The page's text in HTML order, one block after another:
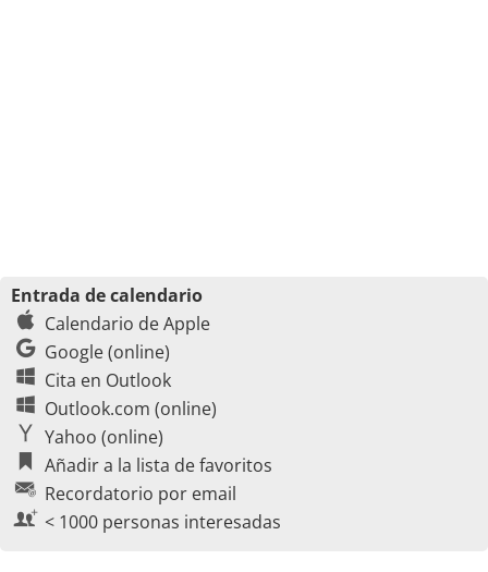
Entrada de calendario
Calendario de Apple
Google (online)
Cita en Outlook
Outlook.com (online)
Yahoo (online)
Añadir a la lista de favoritos
Recordatorio por email
< 1000 personas interesadas